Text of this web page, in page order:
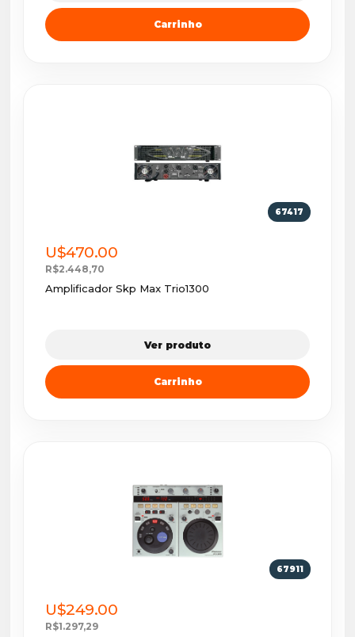
Carrinho
67417
U$470.00
R$2.448,70
Amplificador Skp Max Trio1300
Ver produto
Carrinho
67911
U$249.00
R$1.297,29